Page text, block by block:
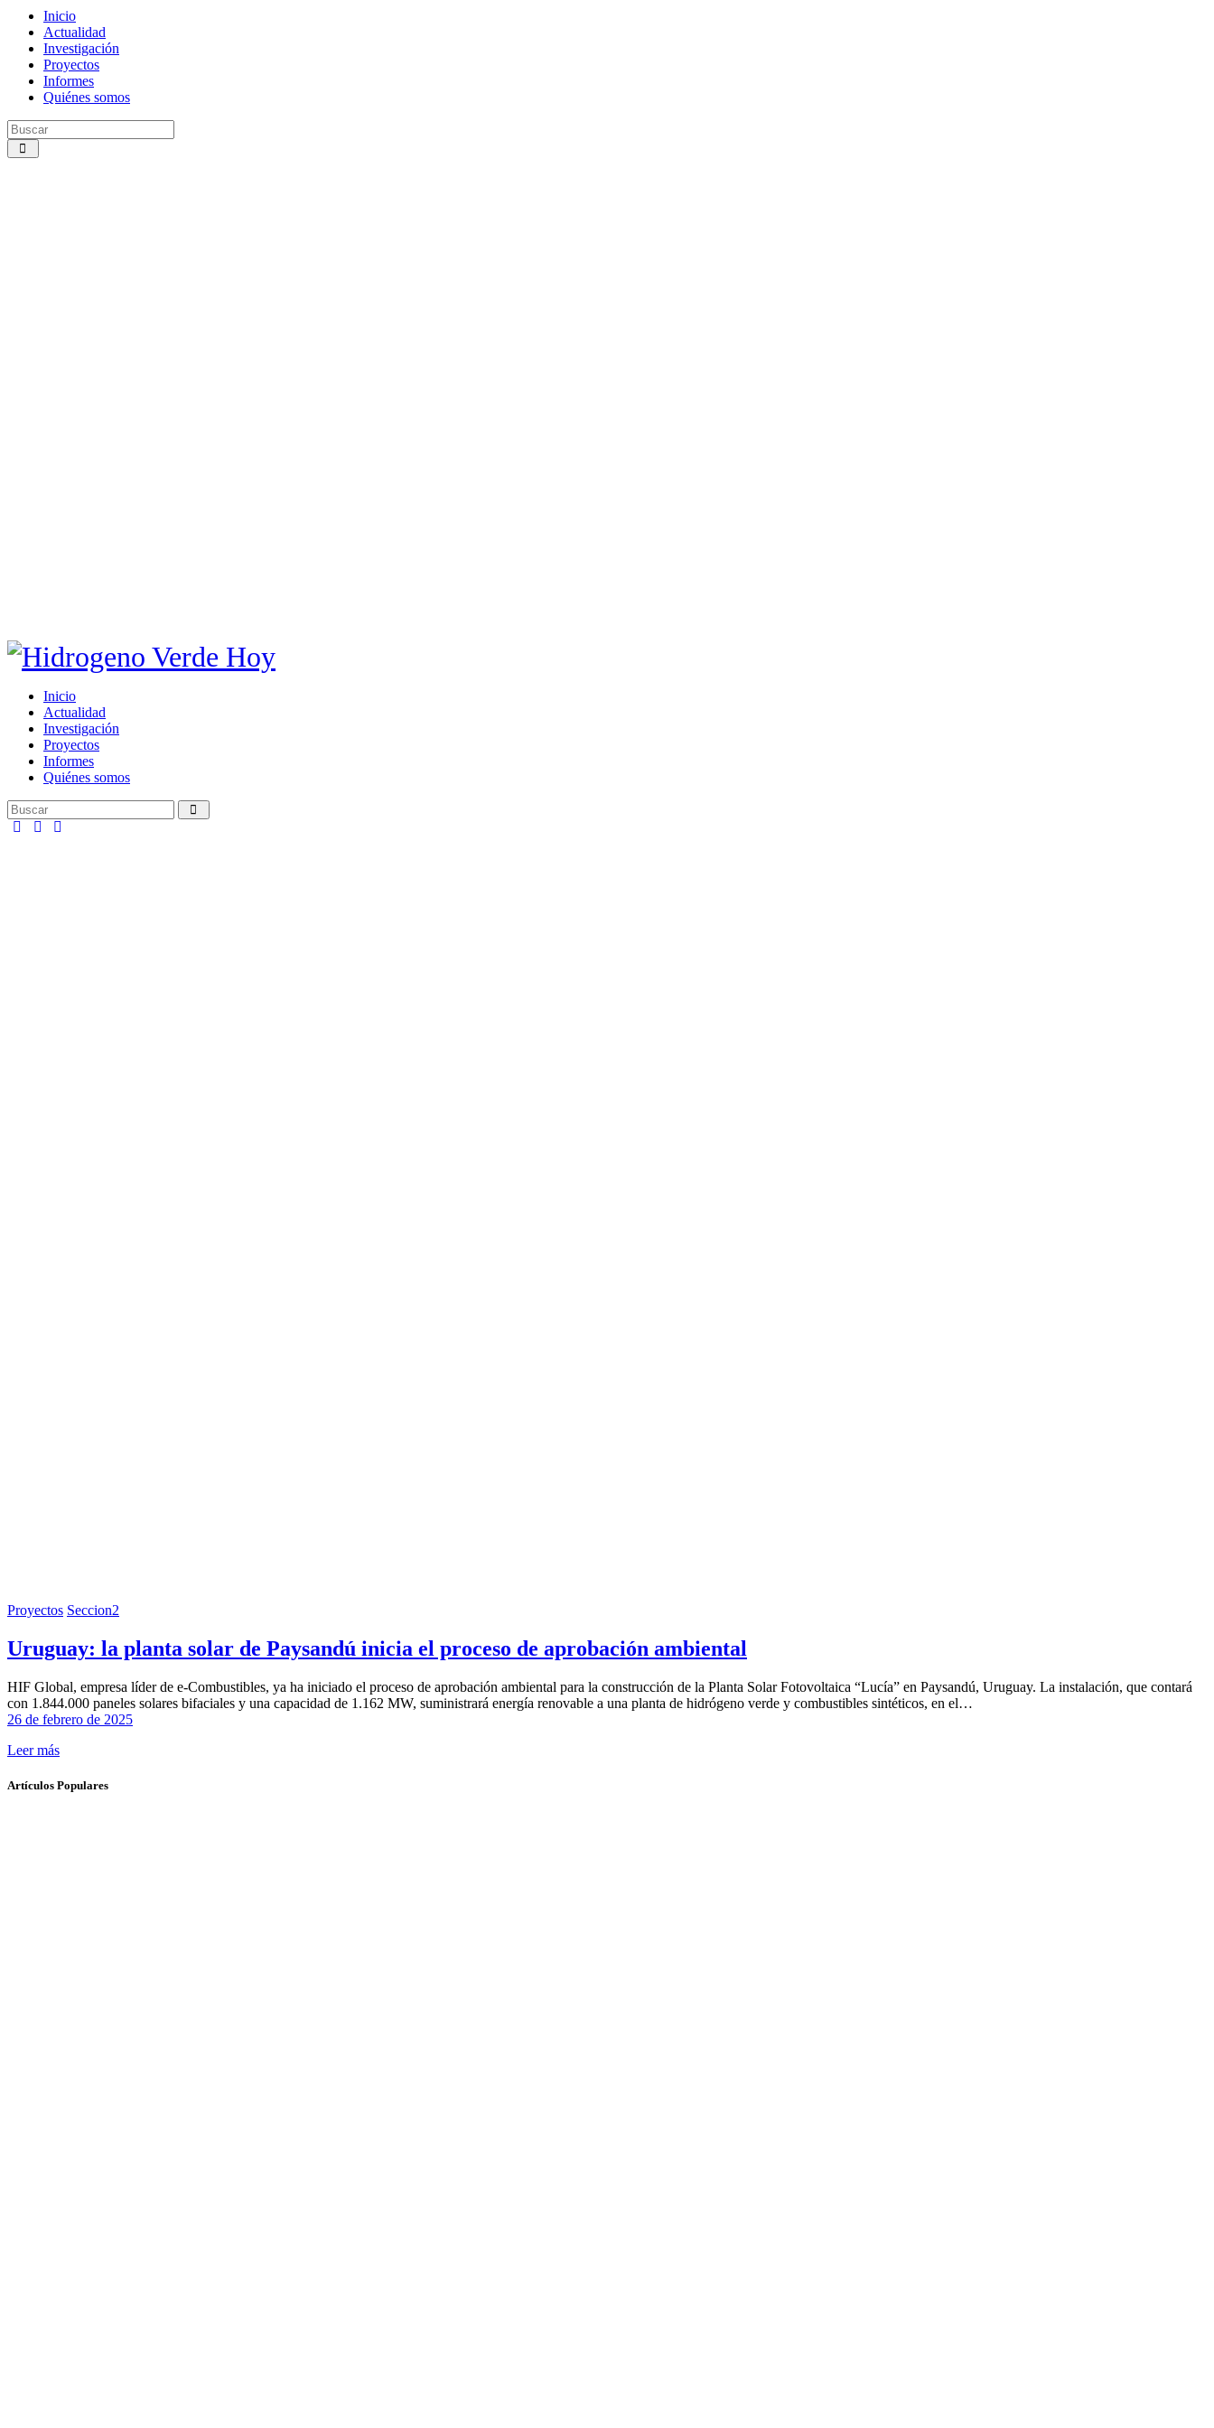
Inicio
Actualidad
Investigación
Proyectos
Informes
Quiénes somos
Inicio
Actualidad
Investigación
Proyectos
Informes
Quiénes somos
Proyectos Seccion2
Uruguay: la planta solar de Paysandú inicia el proceso de aprobación ambiental
HIF Global, empresa líder de e-Combustibles, ya ha iniciado el proceso de aprobación ambiental para la construcción de la Planta Solar Fotovoltaica “Lucía” en Paysandú, Uruguay. La instalación, que contará
con 1.844.000 paneles solares bifaciales y una capacidad de 1.162 MW, suministrará energía renovable a una planta de hidrógeno verde y combustibles sintéticos, en el…
26 de febrero de 2025
Leer más
Artículos Populares